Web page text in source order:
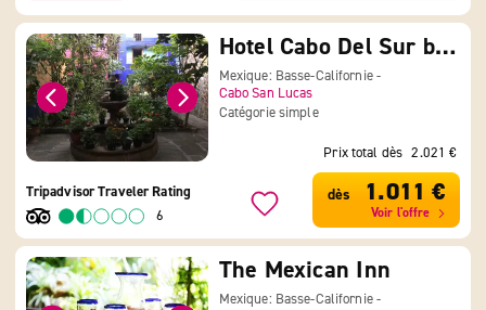
Hotel Cabo Del Sur by OYO Rooms
Mexique: Basse-Californie -
Cabo San Lucas
Catégorie simple
Tripadvisor Traveler Rating
6
Prix total dès 2.021 €
dès 1.011 €
Voir l'offre
The Mexican Inn
Mexique: Basse-Californie -